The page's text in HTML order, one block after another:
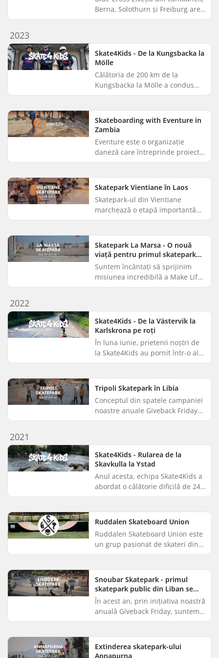
Berna, Solothurn și Freiburg are
misiunea de a promova o viață
2023
Skate4Kids - De la Kungsbacka la
Mölle
Călătoria de 200 km de la
Kungsbacka la Mölle a condus
echipa Skate4Kids prin
Skåne. În doar patru zile, în luna
mai...
Skateboarding with Eventure in
Zambia
Eventure este o organizație
daneză care întreprinde proiecte
caritabile în țările în curs de
sprijini și de a stimula...
Skatepark Vientiane în Laos
Skatepark-ul din Vientiane
marchează o etapă importantă
pentru comunitatea de
suntem mândri că am sprijinit
crearea ac...
Skatepark La Marsa - O nouă
viață pentru primul skatepark
din Maghreb
Suntem încântați să sprijinim
misiunea incredibilă a Make Life
Skate Life de a construi
C...
2022
Skate4Kids - De la Västervik la
Karlskrona pe roți
În luna iunie, prietenii noștri de
la Skate4Kids au pornit într-o altă
aventură de longboarding pe
prin peisajele capt...
Tripoli Skatepark în Libia
Conceptul din spatele campaniei
noastre anuale Giveback Friday
este simplu: dăm înapoi prin
2021
Skate4Kids - Rularea de la
Skavkulla la Ystad
Anul acesta, echipa Skate4Kids a
abordat o călătorie dificilă de 248
km de la Skavkulla la Ystad, prin
și Skåne. Pent...
Ruddalen Skateboard Union
Ruddalen Skateboard Union este
un grup pasionat de skateri din
Gothenburg, Suedia. Aceștia
echipament începătorilor dorni...
Snoubar Skatepark - primul
skatepark public din Liban se
deschide în Beirut
În acest an, prin inițiativa noastră
anuală Giveback Friday, suntem
încântați să creăm o schimbare
încasările noastre ...
Extinderea skatepark-ului
Annapurna